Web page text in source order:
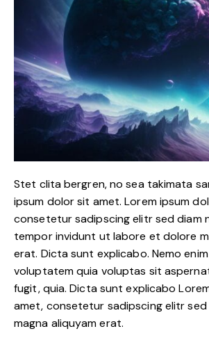
Stet clita bergren, no sea takimata
ipsum dolor sit amet. Lorem ipsum
consetetur sadipscing elitr sed diam
tempor invidunt ut labore et dolore
erat. Dicta sunt explicabo. Nemo
voluptatem quia voluptas sit
fugit, quia. Dicta sunt explicabo
amet, consetetur sadipscing elitr
magna aliquyam erat.